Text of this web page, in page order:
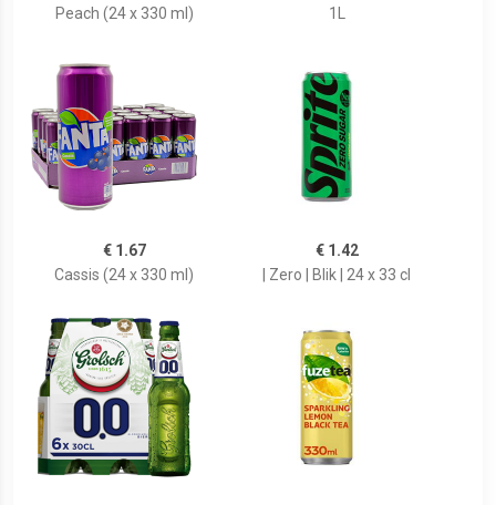
Peach (24 x 330 ml)
1L
€ 1.67
Cassis (24 x 330 ml)
€ 1.42
| Zero | Blik | 24 x 33 cl